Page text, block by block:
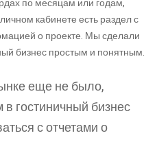
по месяцам или годам,
кабинете есть раздел с
о проекте. Мы сделали
бизнес простым и понятным.
еще не было,
гостиничный бизнес
с отчетами о